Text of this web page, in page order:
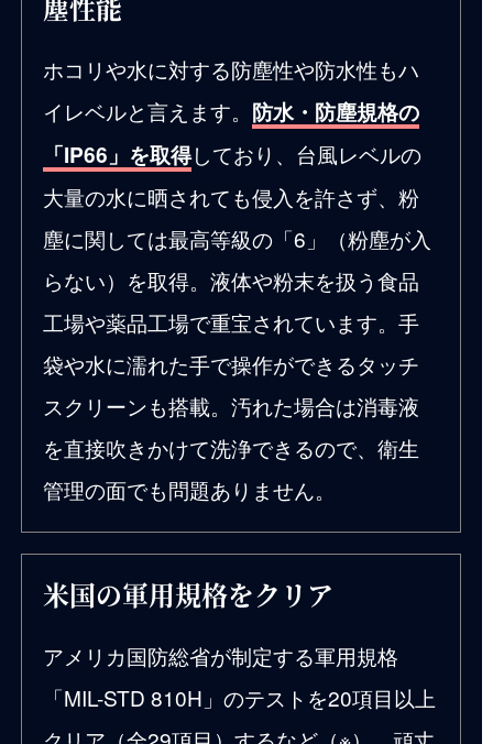
塵性能
ホコリや水に対する防塵性や防水性もハ
イレベルと言えます。 防水・防塵規格の
「IP66」を取得しており、台風レベルの
大量の水に晒されても侵入を許さず、粉
塵に関しては最高等級の「6」（粉塵が入
らない）を取得。液体や粉末を扱う食品
工場や薬品工場で重宝されています。手
袋や水に濡れた手で操作ができるタッチ
スクリーンも搭載。汚れた場合は消毒液
を直接吹きかけて洗浄できるので、衛生
管理の面でも問題ありません。
米国の軍用規格をクリア
アメリカ国防総省が制定する軍用規格
「MIL-STD 810H」のテストを20項目以上